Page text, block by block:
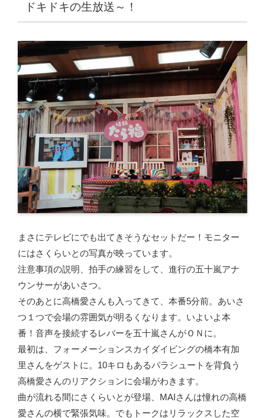
ドキドキの生放送～！
まさにテレビにでも出てきそうなセットだー！モニター
にはさくらいとの写真が映っています。
注意事項の説明、拍手の練習をして、進行の五十嵐アナ
ウンサーがあいさつ。
そのあとに高橋愛さんも入ってきて、本番5分前。あいさ
つ１つで会場の雰囲気が明るくなります。いよいよ本
番！音声を接続するレバーを五十嵐さんがＯＮに。
最初は、フォーメーションスカイダイビングの橋本有加
里さんをゲストに。10キロもあるパラシュートを背負う
高橋愛さんのリアクションに会場がわきます。
曲が流れる間にさくらいとが登場、MAIさんは憧れの高橋
愛さんの横で緊張気味。でもトークはリラックスした空